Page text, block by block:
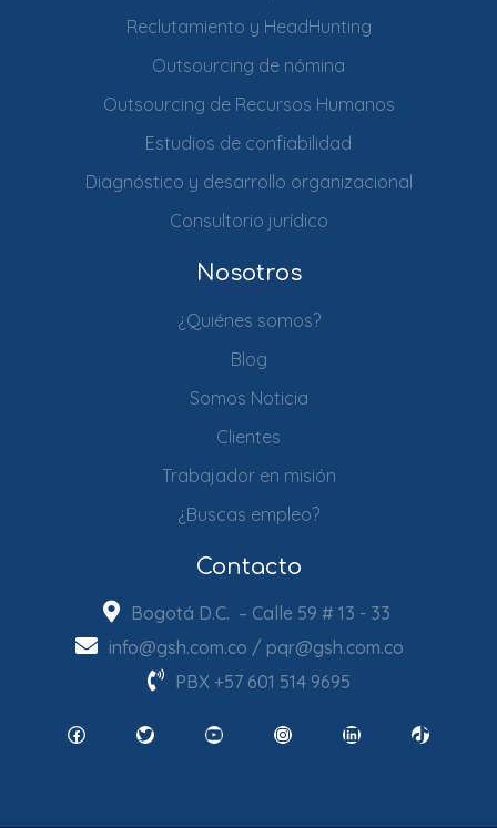
Reclutamiento y HeadHunting
Outsourcing de nómina
Outsourcing de Recursos Humanos
Estudios de confiabilidad
Diagnóstico y desarrollo organizacional
Consultorio jurídico
Nosotros
¿Quiénes somos?
Blog
Somos Noticia
Clientes
Trabajador en misión
¿Buscas empleo?
Contacto
Bogotá D.C. – Calle 59 # 13 - 33
info@gsh.com.co / pqr@gsh.com.co
PBX +57 601 514 9695
FacebookTwitter YouTube InstagramLinkedIn TikTok